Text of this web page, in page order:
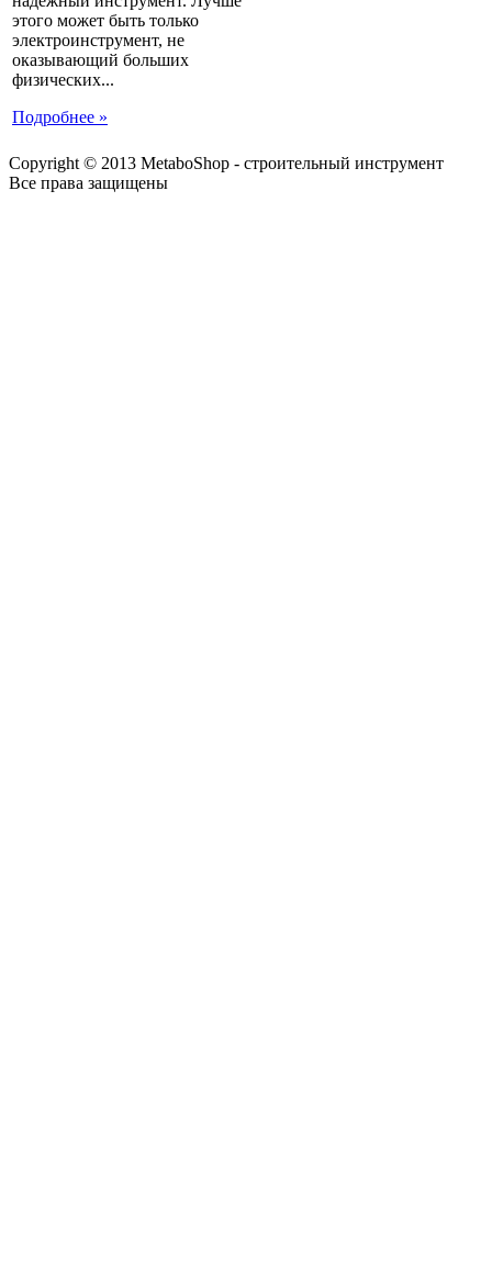
этого может быть только
электроинструмент, не
оказывающий больших
физических...
Подробнее »
Copyright © 2013 MetaboShop - строительный инструмент
Все права защищены